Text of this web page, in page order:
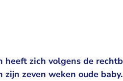
heeft zich volgens de
zijn zeven weken oude